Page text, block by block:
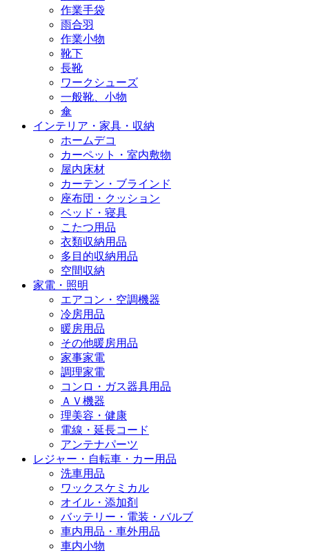
作業手袋
雨合羽
作業小物
靴下
長靴
ワークシューズ
一般靴、小物
傘
インテリア・家具・収納
ホームデコ
カーペット・室内敷物
屋内床材
カーテン・ブラインド
座布団・クッション
ベッド・寝具
こたつ用品
衣類収納用品
多目的収納用品
空間収納
家電・照明
エアコン・空調機器
冷房用品
暖房用品
その他暖房用品
家事家電
調理家電
コンロ・ガス器具用品
ＡＶ機器
理美容・健康
電線・延長コード
アンテナパーツ
レジャー・自転車・カー用品
洗車用品
ワックスケミカル
オイル・添加剤
バッテリー・電装・バルブ
車内用品・車外用品
車内小物